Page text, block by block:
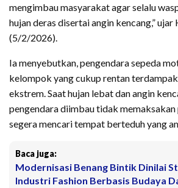
mengimbau masyarakat agar selalu
hujan deras disertai angin kencang,” ujar
(5/2/2026).
Ia menyebutkan, pengendara sepeda
kelompok yang cukup rentan
ekstrem. Saat hujan lebat dan angin
pengendara diimbau tidak memaksakan
segera mencari tempat berteduh yang
Baca juga:
Modernisasi Benang Bintik Dinilai
Industri Fashion Berbasis Budaya